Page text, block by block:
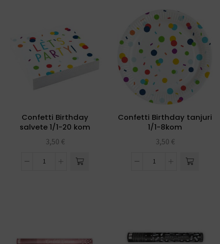
Confetti Birthday
salvete 1/1-20 kom
3,50 €
Confetti Birthday tanjuri
1/1-8kom
3,50 €